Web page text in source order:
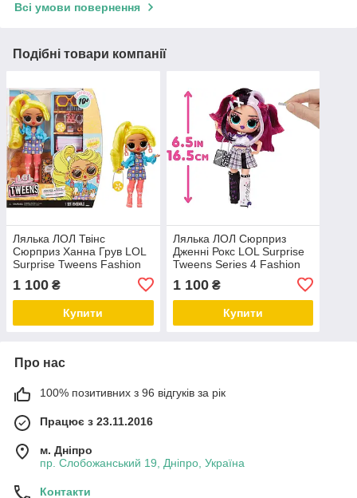
Всі умови повернення
Подібні товари компанії
Лялька ЛОЛ Твінс
Сюрприз Ханна Грув LOL
Surprise Tweens Fashion
1 100 ₴
Купити
Лялька ЛОЛ Сюрприз
Дженні Рокс LOL Surprise
Tweens Series 4 Fashion
1 100₴
Купити
Про нас
100% позитивних з 96 відгуків за рік
Працює з 23.11.2016
м. Дніпро
пр. Слобожанський 19, Дніпро, Україна
Контакти